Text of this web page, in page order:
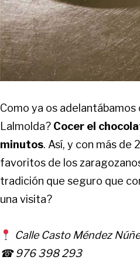
Como ya os
Lalmolda? Cocer el
minutos. Así, y con más de
favoritos de los
tradición que seguro que
una visita?
Calle Casto Méndez
☎ 976 398 293